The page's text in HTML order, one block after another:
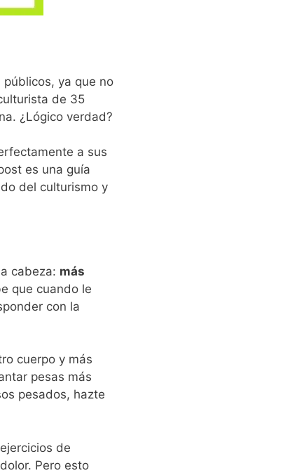
ya que no
de 35
¿Lógico verdad?
a sus
es una guía
del culturismo y
cabeza: más
que cuando le
con la
cuerpo y más
pesas más
pesados, hazte
de
Pero esto